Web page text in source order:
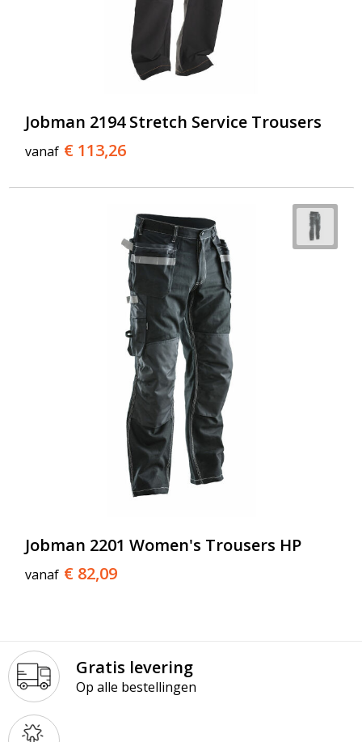
Jobman 2194 Stretch Service Trousers
vanaf € 113,26
Jobman 2201 Women's Trousers HP
vanaf € 82,09
Gratis levering
Op alle bestellingen